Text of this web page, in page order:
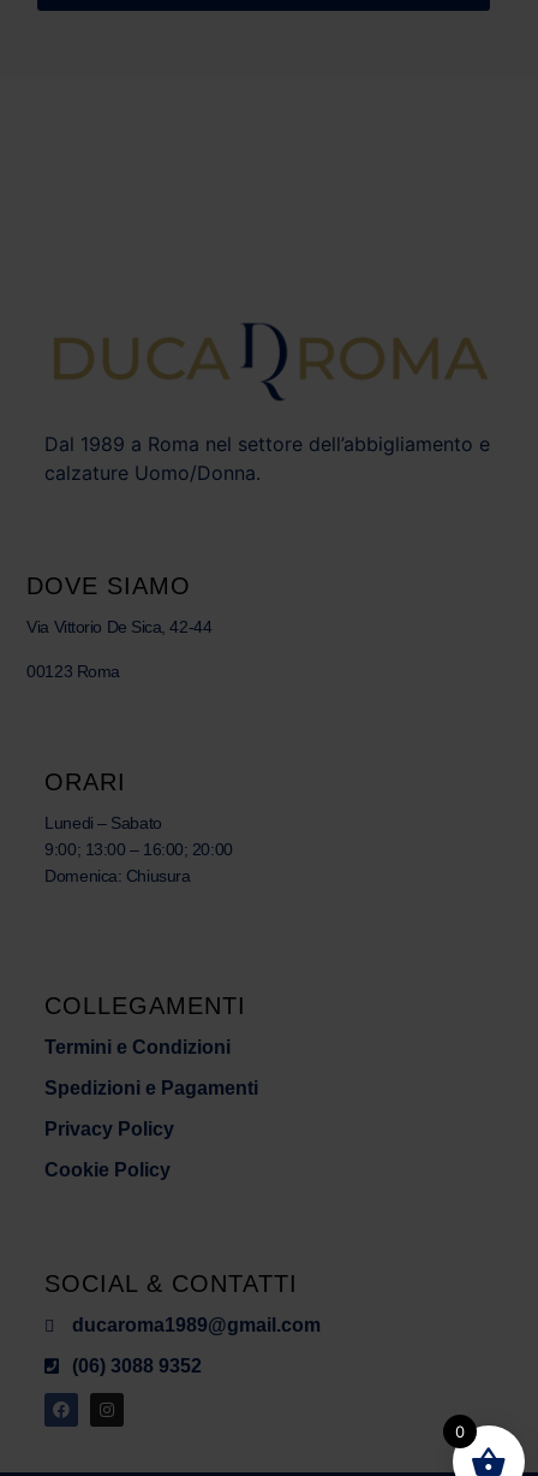
Dal 1989 a Roma nel settore dell’abbigliamento e
calzature Uomo/Donna.
DOVE SIAMO
Via Vittorio De Sica, 42-44
00123 Roma
ORARI
Lunedi – Sabato
9:00; 13:00 – 16:00; 20:00
Domenica: Chiusura
COLLEGAMENTI
Termini e Condizioni
Spedizioni e Pagamenti
Privacy Policy
Cookie Policy
SOCIAL & CONTATTI
ducaroma1989@gmail.com
(06) 3088 9352
0